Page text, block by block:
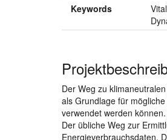
Keywords
Der Weg zu
als Grundlage für
verwendet werden
Der übliche Weg zur
Energieverbrauchsdaten.